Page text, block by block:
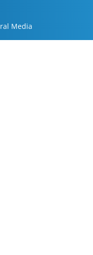
Media